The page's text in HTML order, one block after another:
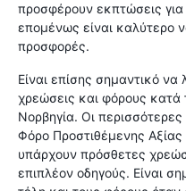
προσφέρουν εκπτώσεις για
επομένως είναι καλύτερο
προσφορές.
Είναι επίσης σημαντικό
χρεώσεις και φόρους κατά
Νορβηγία. Οι
Φόρο Προστιθέμενης
υπάρχουν πρόσθετες
επιπλέον οδηγούς. Είναι